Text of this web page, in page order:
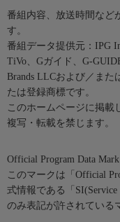
番組内容、放送時間など
す。
番組データ提供元：IPG
TiVo、Gガイド、G-
Brands LLCおよび／また
たは登録商標です。
このホームページに掲載
複写・転載を禁じます。
Official Program Data
このマークは「Official
式情報である「
のみ表記が許されている